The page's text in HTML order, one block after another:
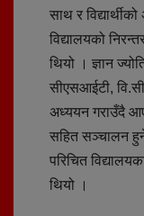
साथ र
विद्यालयको
थियो । ज्ञान
सीएसआईटी,
अध्ययन गराउँदै
सहित सञ्चालन हुने
परिचित
थियो ।